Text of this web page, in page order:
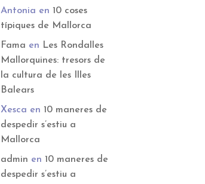
Antonia en 10 coses
típiques de Mallorca
Fama en Les Rondalles
Mallorquines: tresors de
la cultura de les Illes
Balears
Xesca en 10 maneres de
despedir s’estiu a
Mallorca
admin en 10 maneres de
despedir s’estiu a